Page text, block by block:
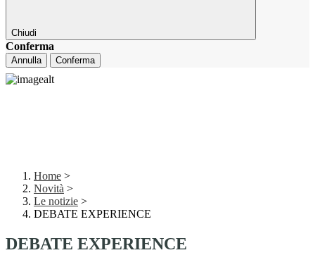
Chiudi
Conferma
Annulla Conferma
Home >
Novità >
Le notizie >
DEBATE EXPERIENCE
DEBATE EXPERIENCE